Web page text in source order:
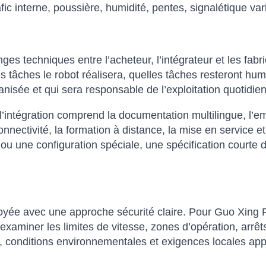
interne, poussière, humidité, pentes, signalétique
techniques entre l’acheteur, l’intégrateur et les
tâches le robot réalisera, quelles tâches resteront
et qui sera responsable de l’exploitation
comprend la documentation multilingue,
la formation à distance, la mise en service
une configuration spéciale, une spécification courte
avec une approche sécurité claire. Pour Guo Xing
les limites de vitesse, zones d’opération,
environnementales et exigences locales